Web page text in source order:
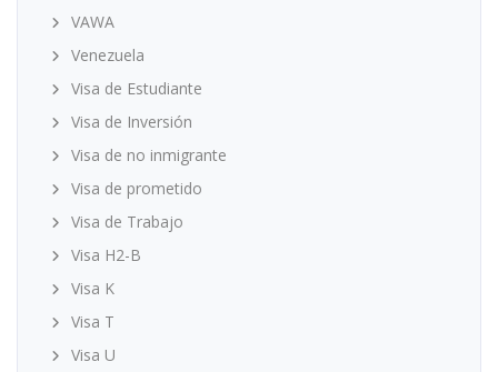
VAWA
Venezuela
Visa de Estudiante
Visa de Inversión
Visa de no inmigrante
Visa de prometido
Visa de Trabajo
Visa H2-B
Visa K
Visa T
Visa U